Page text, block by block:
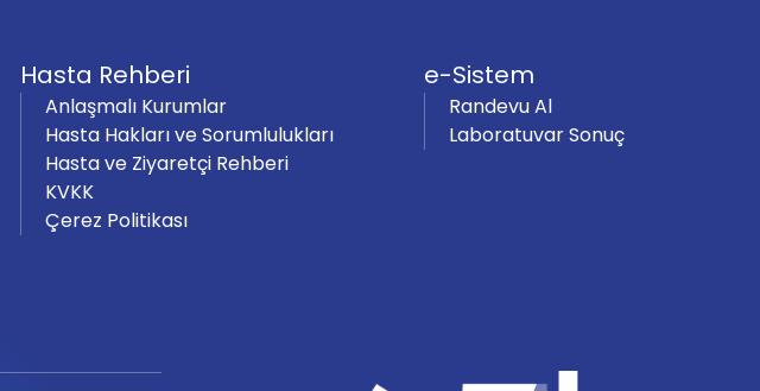
Hasta Rehberi
Anlaşmalı Kurumlar
Hasta Hakları ve Sorumlulukları
Hasta ve Ziyaretçi Rehberi
KVKK
Çerez Politikası
e-Sistem
Randevu Al
Laboratuvar Sonuç